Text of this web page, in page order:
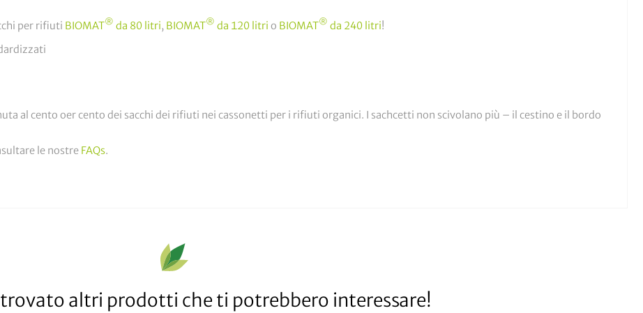
per rifiuti BIOMAT® da 80 litri, BIOMAT® da 120 litri o BIOMAT® da 240 litri!
al cento oer cento dei sacchi dei rifiuti nei cassonetti per i rifiuti organici. I sachcetti non scivolano più – il cestino e il bordo
le nostre FAQs.
altri prodotti che ti potrebbero interessare!